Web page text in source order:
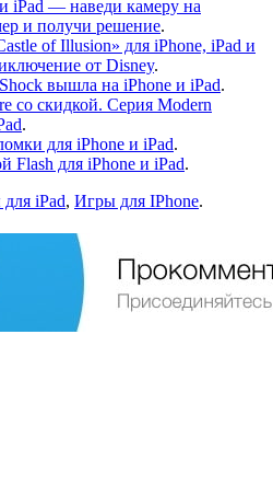
iPad — наведи камеру на
и получи решение.
of Illusion» для iPhone, iPad и
от Disney.
вышла на iPhone и iPad.
со скидкой. Серия Modern
.
для iPhone и iPad.
Flash для iPhone и iPad.
iPad, Игры для IPhone.